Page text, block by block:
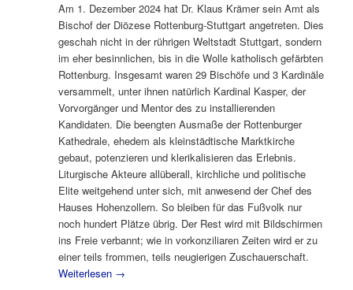
Am 1. Dezember 2024 hat Dr. Klaus Krämer sein Amt als
Bischof der Diözese Rottenburg-Stuttgart angetreten. Dies
geschah nicht in der rührigen Weltstadt Stuttgart, sondern
im eher besinnlichen, bis in die Wolle katholisch gefärbten
Rottenburg. Insgesamt waren 29 Bischöfe und 3 Kardinäle
versammelt, unter ihnen natürlich Kardinal Kasper, der
Vorvorgänger und Mentor des zu installierenden
Kandidaten. Die beengten Ausmaße der Rottenburger
Kathedrale, ehedem als kleinstädtische Marktkirche
gebaut, potenzieren und klerikalisieren das Erlebnis.
Liturgische Akteure allüberall, kirchliche und politische
Elite weitgehend unter sich, mit anwesend der Chef des
Hauses Hohenzollern. So bleiben für das Fußvolk nur
noch hundert Plätze übrig. Der Rest wird mit Bildschirmen
ins Freie verbannt; wie in vorkonziliaren Zeiten wird er zu
einer teils frommen, teils neugierigen Zuschauerschaft.
Weiterlesen →